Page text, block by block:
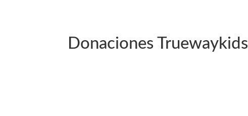
Donaciones Truewaykids